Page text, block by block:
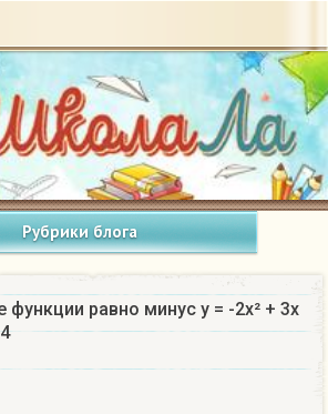
Рубрики блога
функции равно минус у = -2х² + 3х